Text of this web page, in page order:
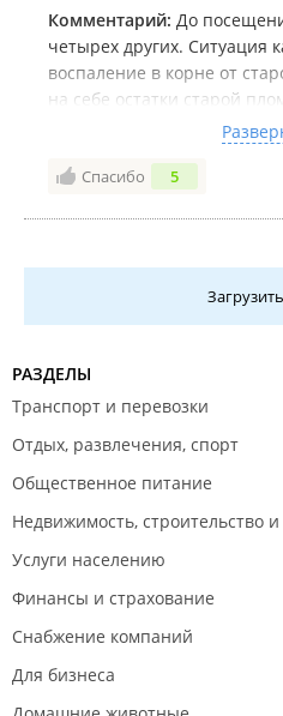
Комментарий: До
четырех других. Ситуация
воспаление в корне от
на себе остатки старой
попадания
других органов. В других
переставляли в
прописала лечение на
случай ЧП. За два
решена. Впоследствии там
кариес, очень радуют цены
Спасибо 5
РАЗДЕЛЫ
Транспорт и перевозки
Отдых, развлечения, спорт
Общественное питание
Недвижимость, строительство
Услуги населению
Финансы и страхование
Снабжение компаний
Для бизнеса